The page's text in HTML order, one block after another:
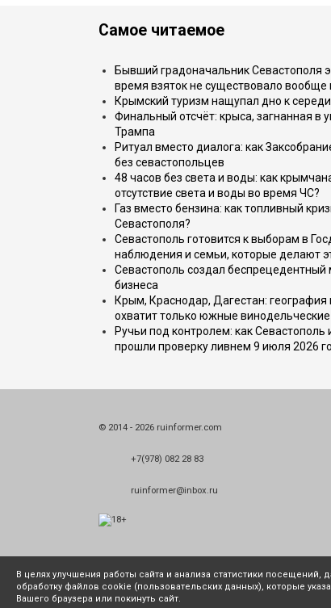
Самое читаемое
Бывший градоначальник Севастополя
время взяток не существовало вообще
Крымский туризм нащупал дно к
Финальный отсчёт: крыса, загнанная в
Трампа
Ритуал вместо диалога: как
без севастопольцев
48 часов без света и воды: как
отсутствие света и воды во время ЧС?
Газ вместо бензина: как топливный
Севастополя?
Севастополь готовится к выборам в
наблюдения и семьи, которые делают
Севастополь создал беспрецедентный
бизнеса
Крым, Краснодар, Дагестан:
охватит только южные винодельческие
Ручьи под контролем: как
прошли проверку ливнем 9 июля 2026
© 2014 - 2026 ruinformer.com
+7(978) 082 28 83
ruinformer@inbox.ru
В целях улучшения работы сайта и анализа статистики
обработку файлов cookie (пользовательских данных), которые
Вашего браузера или покинуть сайт.